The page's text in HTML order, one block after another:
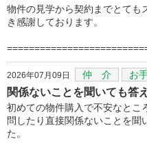
物件の見学から契約までとても
き感謝しております。
2026年07月09日 仲 介 お
関係ないことを聞いても答
初めての物件購入で不安なとこ
問したり直接関係ないことを聞
た。